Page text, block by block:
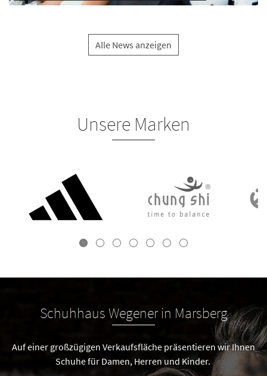
Alle News anzeigen
Unsere Marken
Schuhhaus Wegener in Marsberg
Auf einer großzügigen Verkaufsfläche präsentieren wir Ihnen
Schuhe für Damen, Herren und Kinder.